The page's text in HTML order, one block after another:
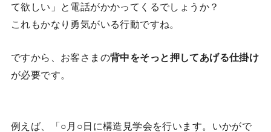
て欲しい」と電話がかかってくるでしょうか？
これもかなり勇気がいる行動ですね。
ですから、お客さまの背中をそっと押してあげる仕掛け
が必要です。
例えば、「○月○日に構造見学会を行います。いかがで